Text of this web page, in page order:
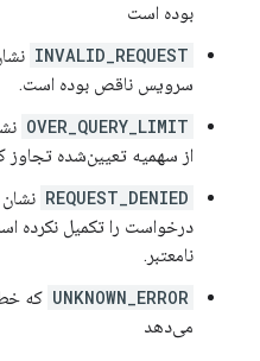
بوده است
INVALID_REQUEST
سرویس ناقص بوده است.
OVER_QUERY_LIMIT
از سهمیه تعیین‌شده تجاوز
REQUEST_DENIED
درخواست را تکمیل نکرده
نامعتبر.
UNKNOWN_ERROR که
می‌دهد